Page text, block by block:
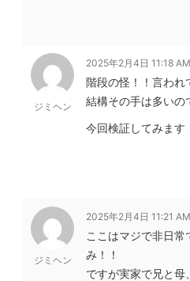
ジミヘン
2025年2月4日 11:18 AM
階段の怪！！言われ
結構その手は多いの
今回検証してみます
ジミヘン
2025年2月4日 11:21 AM
ここはマジで非日
み！！
ですが実家で兄と母